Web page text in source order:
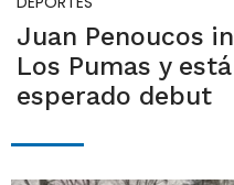
Juan Penoucos
Los Pumas y
esperado debut